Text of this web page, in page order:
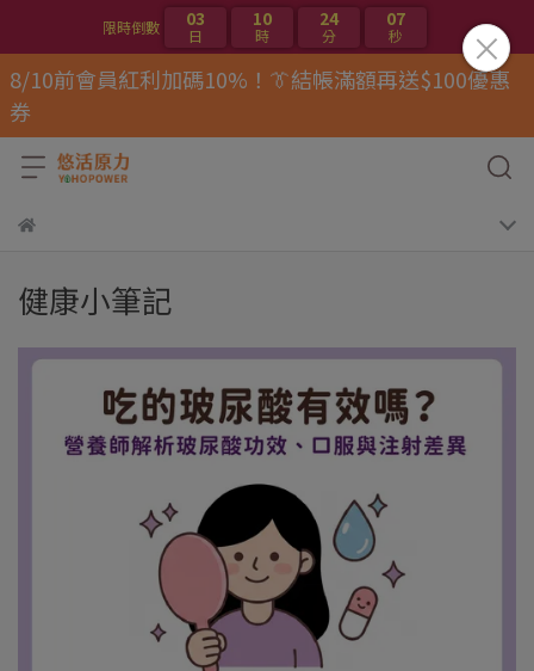
限時倒數 03
日
10
時
24
分
07
秒
8/10前會員紅利加碼10%！👔結帳滿額再送$100優惠
券
健康小筆記